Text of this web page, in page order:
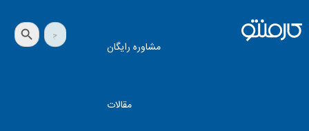
مشاوره رایگان
مقالات
جستجو
برای:
دکمه جستجو